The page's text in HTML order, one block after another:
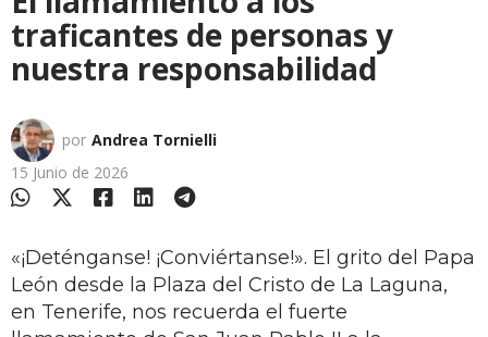
traficantes de personas y
nuestra responsabilidad
por Andrea Tornielli
15 Junio de 2026
«¡Deténganse! ¡Conviértanse!». El grito del Papa
León desde la Plaza del Cristo de La Laguna,
en Tenerife, nos recuerda el fuerte